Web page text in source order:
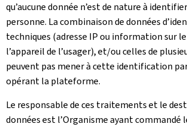
qu’aucune donnée n’est de nature à
personne. La combinaison de données
techniques (adresse IP ou information sur
l’appareil de l’usager), et/ou celles de
peuvent pas mener à cette identification
opérant la plateforme.
Le responsable de ces traitements et le
données est l’Organisme ayant commandé